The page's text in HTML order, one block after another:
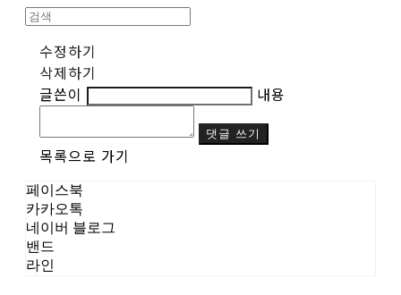
수정하기
삭제하기
글쓴이
내용
댓글 쓰기
목록으로 가기
페이스북
카카오톡
네이버 블로그
밴드
라인